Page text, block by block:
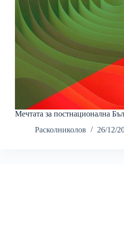
Мечтата за постнационална
Расколниколов
26/12/